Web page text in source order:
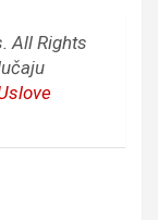
All Rights